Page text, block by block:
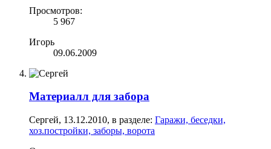
Просмотров:
5 967
Игорь
09.06.2009
Материалл для забора
Сергей, 13.12.2010, в разделе: Гаражи, беседки,
хоз.постройки, заборы, ворота